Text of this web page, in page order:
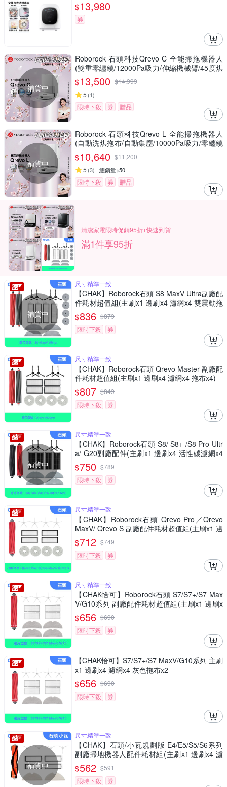
$13,980
券
補貨中
Roborock 石頭科技Qrevo C 全能掃拖機器人
(雙重零纏繞/12000Pa吸力/伸縮機械臂/45度烘
乾)
$13,500 $14,999
5 (1)
限時下殺 券 贈品
補貨中
Roborock 石頭科技Qrevo L 全能掃拖機器人
(自動洗烘拖布/自動集塵/10000Pa吸力/零纏繞
邊刷)
$10,640 $11,200
5 (3) 總銷量>50
限時下殺 券 贈品
清潔家電限時促銷95折+快速到貨
滿1件享95折
補貨中
尺寸精準一致
【CHAK】Roborock石頭 S8 MaxV Ultra副廠配
件耗材超值組(主刷x1 邊刷x4 濾網x4 雙震動拖
布x4 邊角圓拖x4)
$836 $879
限時下殺
券
尺寸精準一致
【CHAK】Roborock石頭 Qrevo Master 副廠配
件耗材超值組(主刷x1 邊刷x4 濾網x4 拖布x4)
$807 $849
限時下殺
券
補貨中
尺寸精準一致
【CHAK】Roborock石頭 S8/ S8+ /S8 Pro Ultr
a/ G20副廠配件(主刷x1 邊刷x4 活性碳濾網x4
雙震動拖布x4)
$750 $789
限時下殺
券
尺寸精準一致
【CHAK】Roborock石頭 Qrevo Pro／Qrevo
MaxV/ Qrevo S 副廠配件耗材超值組(主刷x1 邊
刷x4 濾網x4 拖布x4)
$712 $749
限時下殺
券
尺寸精準一致
【CHAK恰可】Roborock石頭 S7/S7+/S7 Max
V/G10系列 副廠配件耗材超值組(主刷x1 邊刷x
4 濾網x4 拖布x4)
$656 $690
限時下殺
券
【CHAK恰可】S7/S7+/S7 MaxV/G10系列 主刷
x1 邊刷x4 濾網x4 灰色拖布x2
$656 $690
限時下殺
券
補貨中
尺寸精準一致
【CHAK】石頭/小瓦規劃版 E4/E5/S5/S6系列
副廠掃地機器人配件耗材組(主刷x1 邊刷x4 濾
網x4 拖布x2)
$562 $591
限時下殺
券